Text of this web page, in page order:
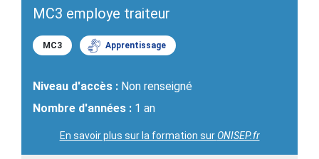
MC3 employe traiteur
MC3 Apprentissage
Niveau d'accès : Non renseigné
Nombre d'années : 1 an
En savoir plus sur la formation surONISEP.fr